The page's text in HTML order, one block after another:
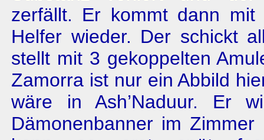
zerfällt. Er kommt dann mit
Helfer wieder. Der schickt
stellt mit 3 gekoppelten
Zamorra ist nur ein Abbild
wäre in Ash’Naduur. Er
Dämonenbanner im Zimmer